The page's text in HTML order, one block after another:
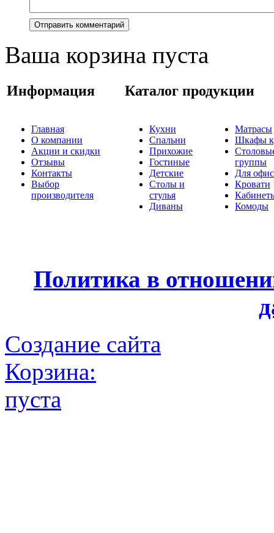
Ваша корзина пуста
Информация Каталог продукции
Главная
О компании
Акции и скидки
Отзывы
Контакты
Выбор
производителя
Кухни
Спальни
Прихожие
Гостиные
Детские
Столы и
стулья
Диваны
Матрасы
Шкафы
группы
Для
Кровати
Комоды
Политика в
Создание сайта
Корзина:
пуста